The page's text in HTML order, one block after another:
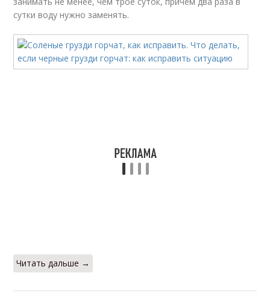
сутки воду нужно заменять.
Читать дальше →